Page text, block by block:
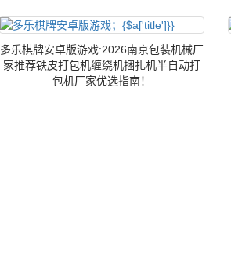
多乐棋牌安卓版游戏:2026南京包装机械厂
家推荐铁皮打包机缠绕机捆扎机半自动打
包机厂家优选指南！